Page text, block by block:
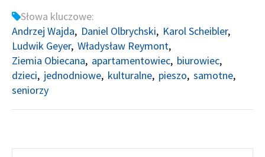
Słowa kluczowe:
Andrzej Wajda
Daniel Olbrychski
Karol Scheibler
Ludwik Geyer Władysław Reymont
Ziemia Obiecana apartamentowiec biurowiec
dzieci jednodniowe kulturalne pieszo samotne
seniorzy